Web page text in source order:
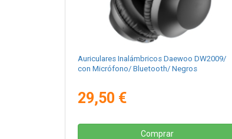
Auriculares Inalámbricos Daewoo DW2009/
con Micrófono/ Bluetooth/ Negros
29,50 €
Comprar